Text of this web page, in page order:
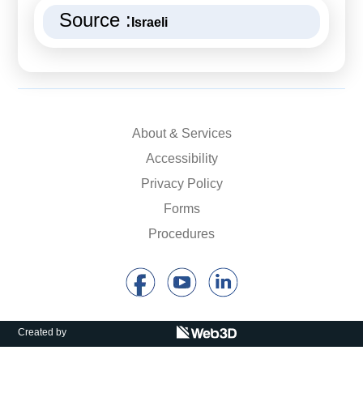
Source : Israeli
About & Services
Accessibility
Privacy Policy
Forms
Procedures
Created by